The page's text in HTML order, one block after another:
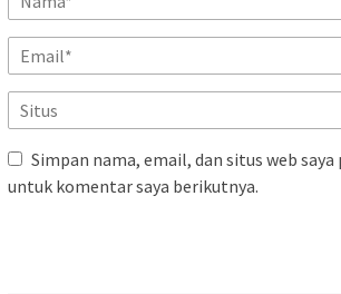
Simpan nama, email, dan situs web
untuk komentar saya berikutnya.